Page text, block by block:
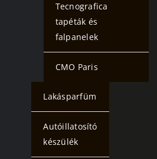
Tecnografica
tapéták és
falpanelek
CMO Paris
Lakásparfüm
Autóillatosító
készülék